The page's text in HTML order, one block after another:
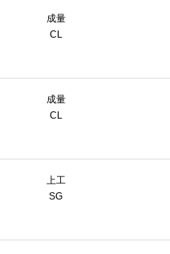
成量
CL
成量
CL
上工
SG